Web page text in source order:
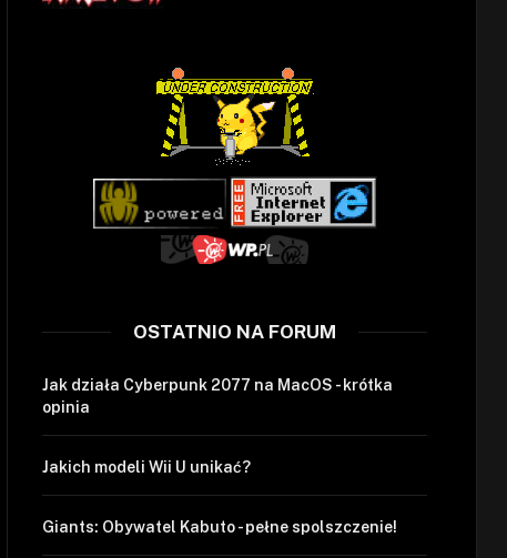
OSTATNIO NA FORUM
Jak działa Cyberpunk 2077 na MacOS - krótka
opinia
Jakich modeli Wii U unikać?
Giants: Obywatel Kabuto - pełne spolszczenie!